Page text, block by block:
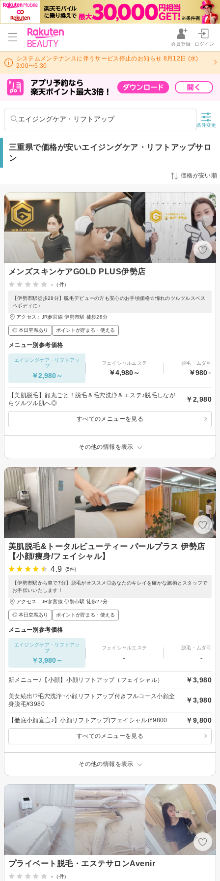
会員登録 ログイン
システムメンテナンスに伴うサービス停止のお知らせ 8月12日 (水)
2:00〜5:30
エイジングケア・リフトアップ
条件変更
三重県で価格が安いエイジングケア・リフトアップサロ
ン
価格が安い順
メンズスキンケアGOLD PLUS伊勢店
-
(-件)
【伊勢市駅徒歩28分】脱毛デビューの方も安心のお手頃価格☆憧れのツルツルスベス
ベボディに♪
アクセス：JR参宮線 伊勢市駅 徒歩28分
◎ 本日空席あり ポイントが貯まる・使える
メニュー別参考価格
エイジングケア・リフトアッ
プ
￥2,980～
フェイシャルエステ
￥4,980～
脱毛・ムダ毛処
￥980～
【美肌脱毛】顔丸ごと！脱毛＆毛穴洗浄＆エステ♪脱毛しなが
らツルツル肌へ◎
￥2,980
すべてのメニューを見る
その他の情報を表示
美肌脱毛&トータルビューティー パールプラス 伊勢店
【小顔/痩身/フェイシャル】
4.9
(5件)
【伊勢市駅から車で7分】脱毛がオススメ◎あなたのキレイを確かな施術とスタッフで
お手伝いいたします！
アクセス：JR参宮線 伊勢市駅 徒歩27分
◎ 本日空席あり ポイントが貯まる・使える
メニュー別参考価格
エイジングケア・リフトアッ
プ
￥3,980～
フェイシャルエステ
-
脱毛・ムダ毛処
-
新メニュー♪【小顔】小顔リフトアップ（フェイシャル） ￥3,980
美女続出!?毛穴洗浄+小顔リフトアップ付きフルコース小顔全
身脱毛¥3980
￥3,980
【徹底小顔宣言♪】小顔リフトアップ(フェイシャル)¥9800 ￥9,800
すべてのメニューを見る
その他の情報を表示
プライベート脱毛・エステサロンAvenir
-
(-件)